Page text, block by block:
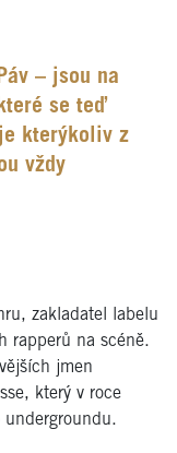
– jsou na
se teď
kterýkoliv z
vždy
zakladatel labelu
rapperů na scéně.
jmen
který v roce